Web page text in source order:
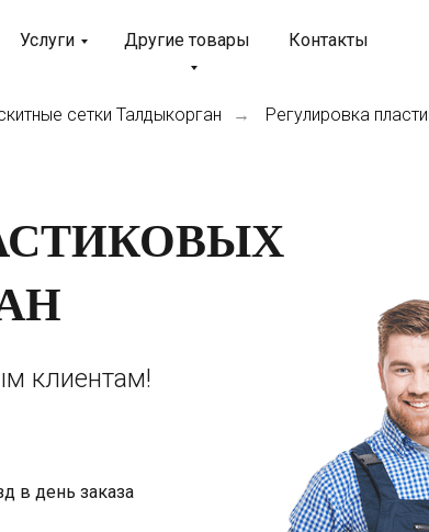
Услуги Другие товары Контакты
сетки Талдыкорган → Регулировка
в день заказа
клиентам!